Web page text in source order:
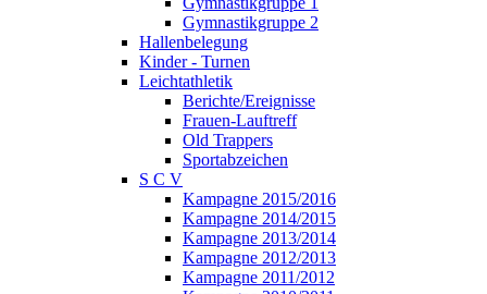
Gymnastikgruppe 2
Hallenbelegung
Kinder - Turnen
Leichtathletik
Berichte/Ereignisse
Frauen-Lauftreff
Old Trappers
Sportabzeichen
S C V
Kampagne 2015/2016
Kampagne 2014/2015
Kampagne 2013/2014
Kampagne 2012/2013
Kampagne 2011/2012